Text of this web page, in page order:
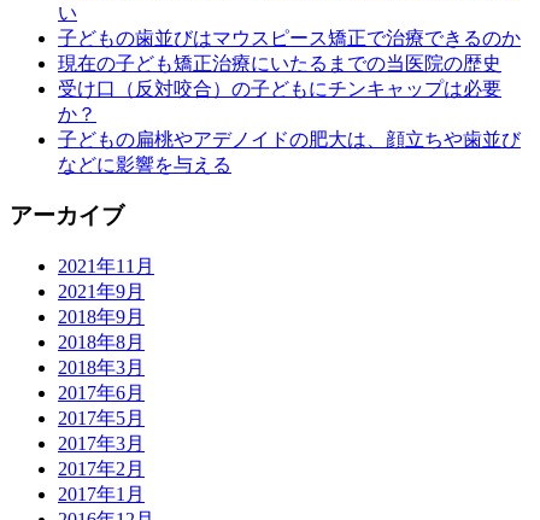
い
子どもの歯並びはマウスピース矯正で治療できるのか
現在の子ども矯正治療にいたるまでの当医院の歴史
受け口（反対咬合）の子どもにチンキャップは必要
か？
子どもの扁桃やアデノイドの肥大は、顔立ちや歯並び
などに影響を与える
アーカイブ
2021年11月
2021年9月
2018年9月
2018年8月
2018年3月
2017年6月
2017年5月
2017年3月
2017年2月
2017年1月